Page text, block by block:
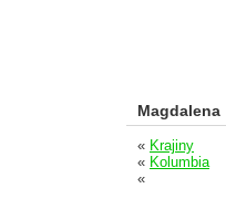
Magdalena
« Krajiny
« Kolumbia
«